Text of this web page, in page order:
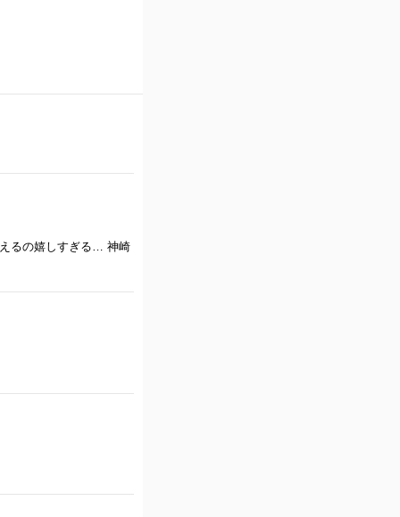
るの嬉しすぎる… 神崎